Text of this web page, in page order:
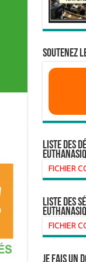
SOUTENEZ
Liste des
FICHIER
liste des
FICHIER
Je fais un